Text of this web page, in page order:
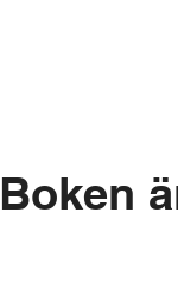
Boken